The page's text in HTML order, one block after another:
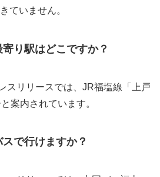
ていません。
り駅はどこですか？
スリリースでは、JR福塩線「上戸
案内されています。
で行けますか？